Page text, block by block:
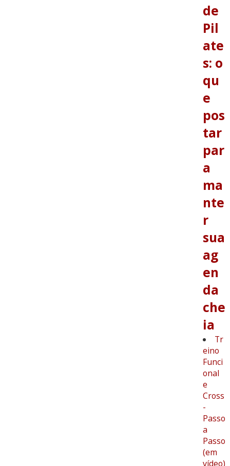
de
Pil
ate
s: o
qu
e
pos
tar
par
a
ma
nte
r
sua
ag
en
da
che
ia
Tr
eino
Funci
onal
e
Cross
-
Passo
a
Passo
(em
vídeo)